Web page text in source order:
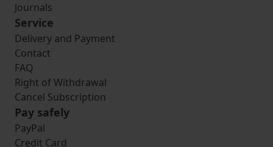
Journals
Service
Delivery and Payment
Contact
FAQ
Right of Withdrawal
Cancel Subscription
Pay safely
PayPal
Credit Card